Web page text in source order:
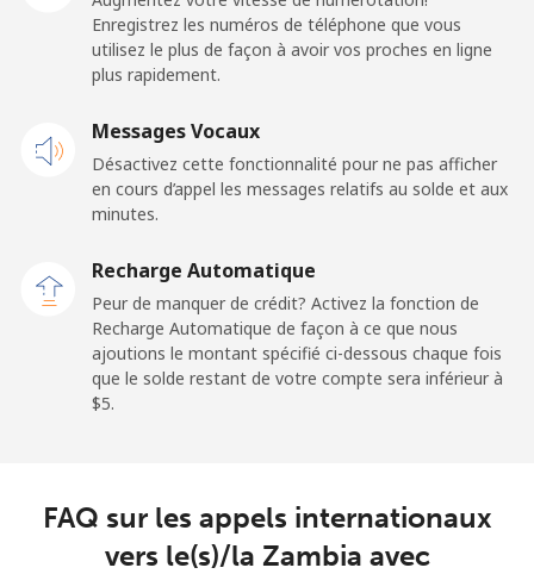
Enregistrez les numéros de téléphone que vous
utilisez le plus de façon à avoir vos proches en ligne
plus rapidement.
Messages Vocaux
Désactivez cette fonctionnalité pour ne pas afficher
en cours d’appel les messages relatifs au solde et aux
minutes.
Recharge Automatique
Peur de manquer de crédit? Activez la fonction de
Recharge Automatique de façon à ce que nous
ajoutions le montant spécifié ci-dessous chaque fois
que le solde restant de votre compte sera inférieur à
⁦$5⁩.
FAQ sur les appels internationaux
vers le(s)/la Zambia avec